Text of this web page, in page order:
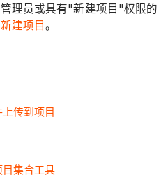
理员或具有"新建项目"权限的
建项目。
传到项目
集合工具